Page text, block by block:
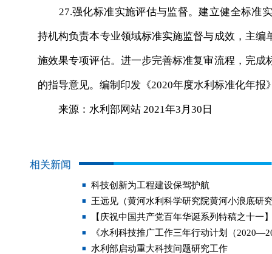
27.强化标准实施评估与监督。建立健全标准
持机构负责本专业领域标准实施监督与成效，主
施效果专项评估。进一步完善标准复审流程，完
的指导意见。编制印发《2020年度水利标准化年报
来源：水利部网站 2021年3月30日
相关新闻
科技创新为工程建设保驾护航
王远见（黄河水利科学研究院黄河小浪底研
【庆祝中国共产党百年华诞系列特稿之十一
《水利科技推广工作三年行动计划（
水利部启动重大科技问题研究工作